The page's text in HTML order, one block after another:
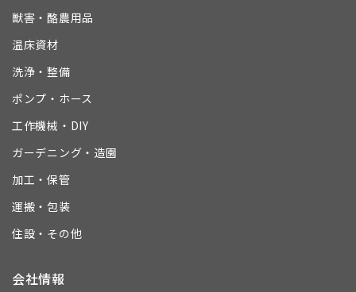
獣害・酪農用品
温床資材
洗浄・整備
ポンプ・ホース
工作機械・DIY
ガーデニング・造園
加工・保管
運搬・包装
住設・その他
会社情報